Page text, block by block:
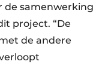
de samenwerking
project. “De
de andere